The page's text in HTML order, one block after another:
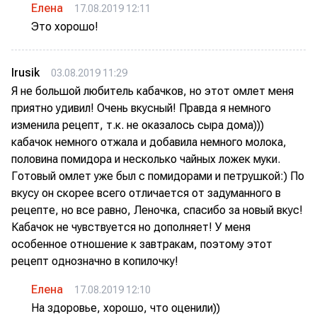
Елена 17.08.2019 12:11
Это хорошо!
Irusik 03.08.2019 11:29
Я не большой любитель кабачков, но этот омлет меня
приятно удивил! Очень вкусный! Правда я немного
изменила рецепт, т.к. не оказалось сыра дома)))
кабачок немного отжала и добавила немного молока,
половина помидора и несколько чайных ложек муки.
Готовый омлет уже был с помидорами и петрушкой:) По
вкусу он скорее всего отличается от задуманного в
рецепте, но все равно, Леночка, спасибо за новый вкус!
Кабачок не чувствуется но дополняет! У меня
особенное отношение к завтракам, поэтому этот
рецепт однозначно в копилочку!
Елена 17.08.2019 12:10
На здоровье, хорошо, что оценили))